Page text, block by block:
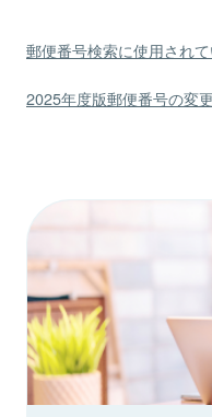
郵便番号検索に使用され
2025年度版郵便番号の変